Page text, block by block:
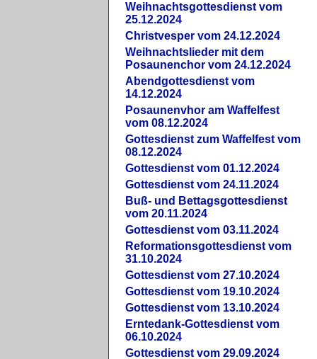
Weihnachtsgottesdienst vom
25.12.2024
Christvesper vom 24.12.2024
Weihnachtslieder mit dem
Posaunenchor vom 24.12.2024
Abendgottesdienst vom
14.12.2024
Posaunenvhor am Waffelfest
vom 08.12.2024
Gottesdienst zum Waffelfest vom
08.12.2024
Gottesdienst vom 01.12.2024
Gottesdienst vom 24.11.2024
Buß- und Bettagsgottesdienst
vom 20.11.2024
Gottesdienst vom 03.11.2024
Reformationsgottesdienst vom
31.10.2024
Gottesdienst vom 27.10.2024
Gottesdienst vom 19.10.2024
Gottesdienst vom 13.10.2024
Erntedank-Gottesdienst vom
06.10.2024
Gottesdienst vom 29.09.2024